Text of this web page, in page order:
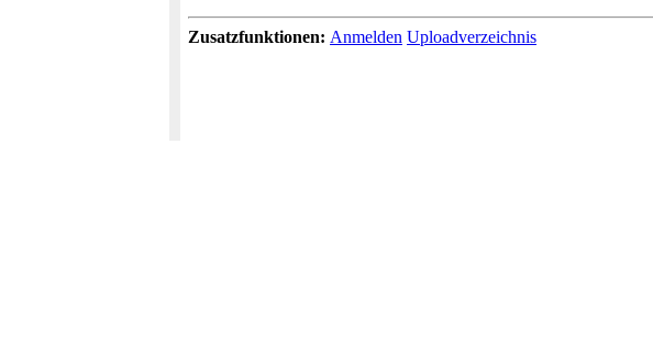
Zusatzfunktionen: Anmelden Uploadverzeichnis